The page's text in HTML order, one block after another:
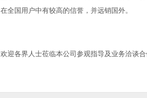
在全国用户中有较高的信誉，并远销国外。
欢迎各界人士莅临本公司参观指导及业务洽谈合